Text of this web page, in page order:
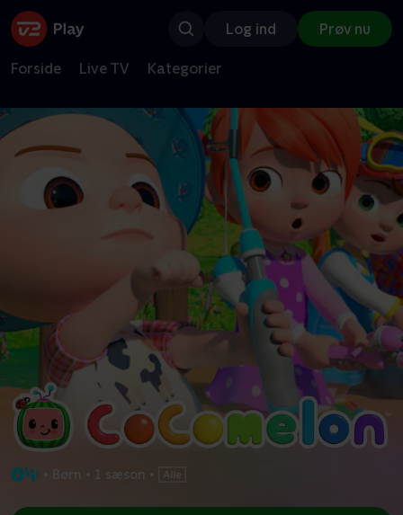
Log ind Prøv nu
Forside Live TV Kategorier
Børn • 1 sæson •